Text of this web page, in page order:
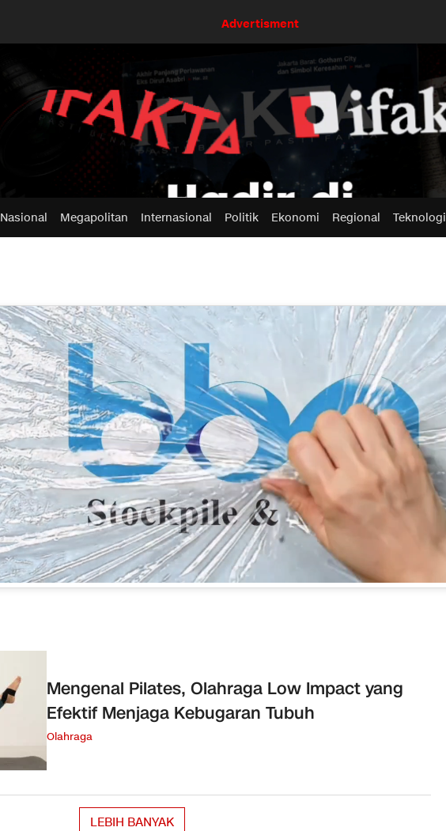
Advertisment
Nasional Megapolitan Internasional Politik Ekonomi Regional Teknologi
Mengenal Pilates, Olahraga Low Impact yang
Efektif Menjaga Kebugaran Tubuh
Olahraga
LEBIH BANYAK